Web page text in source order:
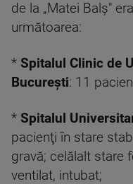
de la „Matei Balş"
următoarea:
* Spitalul Clinic de
Bucureşti: 11
* Spitalul
pacienţi în stare
gravă; celălalt stare
ventilat, intubat;